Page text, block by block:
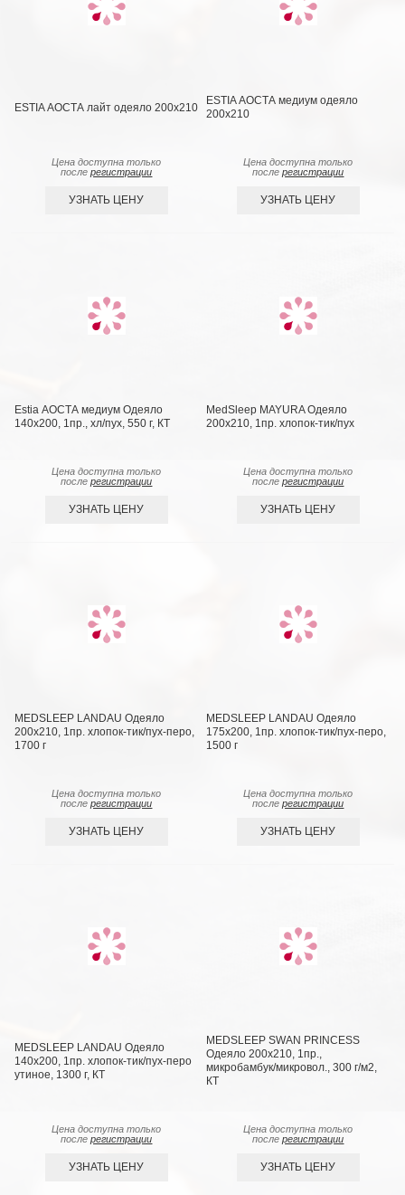
ESTIA АОСТА лайт одеяло 200x210
Цена доступна только
послерегистрации
УЗНАТЬ ЦЕНУ
ESTIA АОСТА медиум одеяло
200x210
Цена доступна только
послерегистрации
УЗНАТЬ ЦЕНУ
Estia АОСТА медиум Одеяло
140x200, 1пр., хл/пух, 550 г, КТ
Цена доступна только
послерегистрации
УЗНАТЬ ЦЕНУ
MedSleep MAYURA Одеяло
200х210, 1пр. хлопок-тик/пух
Цена доступна только
послерегистрации
УЗНАТЬ ЦЕНУ
MEDSLEEP LANDAU Одеяло
200х210, 1пр. хлопок-тик/пух-перо,
1700 г
Цена доступна только
послерегистрации
УЗНАТЬ ЦЕНУ
MEDSLEEP LANDAU Одеяло
175х200, 1пр. хлопок-тик/пух-перо,
1500 г
Цена доступна только
послерегистрации
УЗНАТЬ ЦЕНУ
MEDSLEEP LANDAU Одеяло
140х200, 1пр. хлопок-тик/пух-перо
утиное, 1300 г, КТ
Цена доступна только
послерегистрации
УЗНАТЬ ЦЕНУ
MEDSLEEP SWAN PRINCESS
Одеяло 200х210, 1пр.,
микробамбук/микровол., 300 г/м2,
КТ
Цена доступна только
послерегистрации
УЗНАТЬ ЦЕНУ